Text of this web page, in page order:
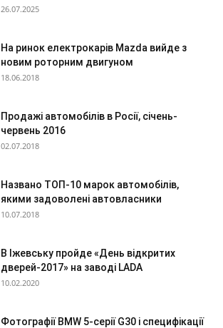
26.07.2025
На ринок електрокарів Mazda вийде з
новим роторним двигуном
18.06.2018
Продажі автомобілів в Росії, січень-
червень 2016
02.07.2018
Названо ТОП-10 марок автомобілів,
якими задоволені автовласники
10.07.2018
В Іжевську пройде «День відкритих
дверей-2017» на заводі LADA
10.02.2020
Фотографії BMW 5-серії G30 і специфікації